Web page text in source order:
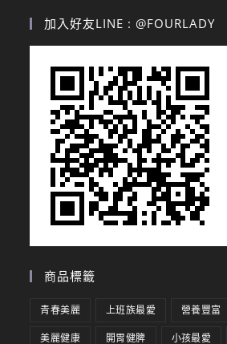
加入好友LINE : @FOURLADY
商品標籤
青春美麗 上班族最愛 營養豐富
美麗健康 開胃健脾 小孩最愛